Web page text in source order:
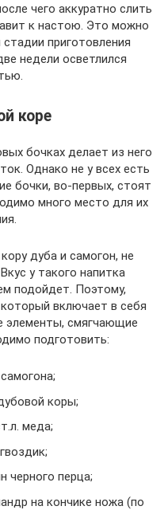
чего аккуратно слить
к настою. Это можно
приготовления
недели осветлился
коре
бочках делает из него
Однако не у всех есть
бочки, во-первых, стоят
много место для их
дуба и самогон, не
у такого напитка
подойдет. Поэтому,
включает в себя
элементы, смягчающие
подготовить:
коры;
меда;
черного перца;
на кончике ножа (по